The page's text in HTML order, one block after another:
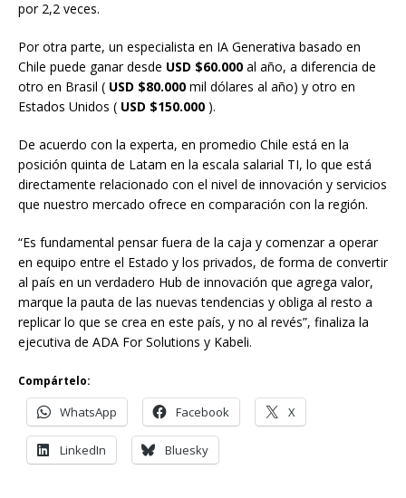
por 2,2 veces.
Por otra parte, un especialista en IA Generativa basado en
Chile puede ganar desde USD $60.000 al año, a diferencia de
otro en Brasil ( USD $80.000 mil dólares al año) y otro en
Estados Unidos ( USD $150.000 ).
De acuerdo con la experta, en promedio Chile está en la
posición quinta de Latam en la escala salarial TI, lo que está
directamente relacionado con el nivel de innovación y servicios
que nuestro mercado ofrece en comparación con la región.
“Es fundamental pensar fuera de la caja y comenzar a operar
en equipo entre el Estado y los privados, de forma de convertir
al país en un verdadero Hub de innovación que agrega valor,
marque la pauta de las nuevas tendencias y obliga al resto a
replicar lo que se crea en este país, y no al revés”, finaliza la
ejecutiva de ADA For Solutions y Kabeli.
Compártelo:
WhatsApp Facebook X
LinkedIn Bluesky